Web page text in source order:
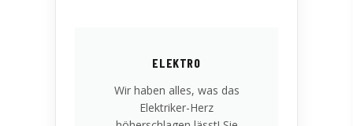
ELEKTRO
Wir haben alles, was das
Elektriker-Herz